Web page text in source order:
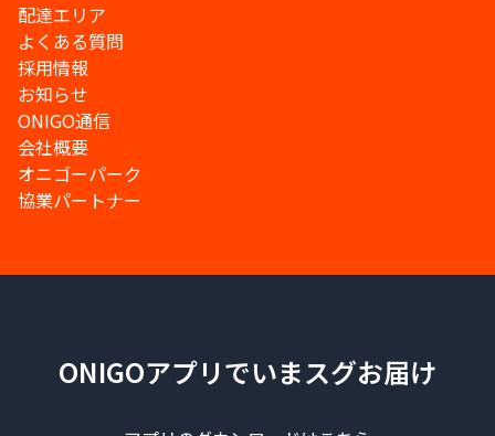
配達エリア
よくある質問
採用情報
お知らせ
ONIGO通信
会社概要
オニゴーパーク
協業パートナー
ONIGOアプリでいまスグお届け